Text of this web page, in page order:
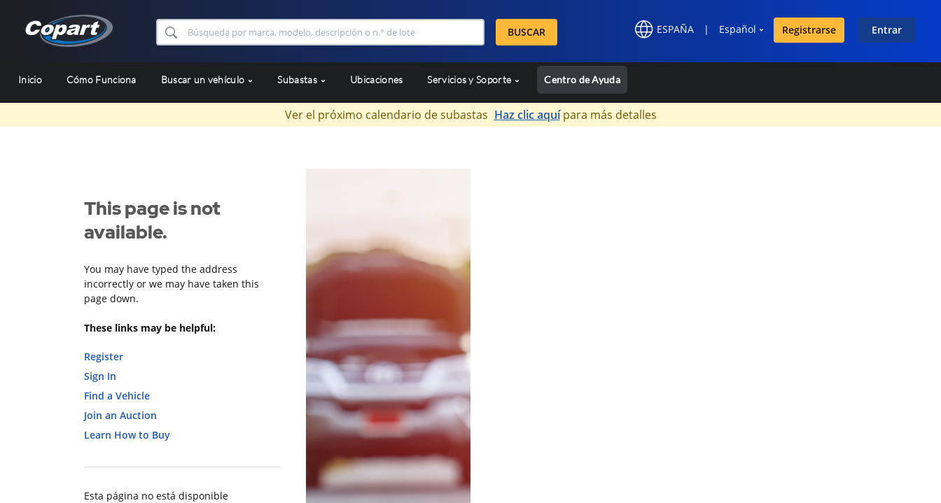
BUSCAR ESPAÑA | Español Registrarse Entrar
Inicio Cómo Funciona Buscar un vehículo Subastas Ubicaciones Servicios y Soporte Centro de Ayuda
Ver el próximo calendario de subastas Haz clic aquípara más detalles
This page is not
available.
You may have typed the address
incorrectly or we may have taken this
page down.
These links may be helpful:
Register
Sign In
Find a Vehicle
Join an Auction
Learn How to Buy
Esta página no está disponible